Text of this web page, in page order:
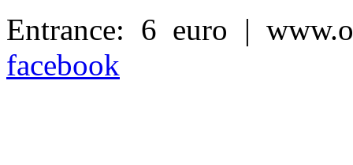
Entrance: 6 euro |
facebook